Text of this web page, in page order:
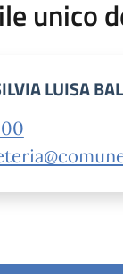
unico
LUISA